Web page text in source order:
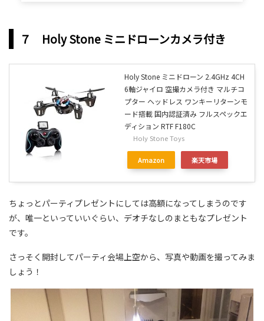
７ Holy Stone ミニドローンカメラ付き
Holy Stone ミニドローン 2.4GHz 4CH
6軸ジャイロ 空撮カメラ付き マルチコ
プター ヘッドレス ワンキーリターンモ
ード搭載 国内認証済み フルスペックエ
ディション RTF F180C
Holy Stone Toys
Amazon 楽天市場
ちょっとパーティプレゼントにしては高額になってしまうのです
が、唯一といっていいぐらい、デオチなしのまともなプレゼント
です。
さっそく開封してパーティ会場上空から、写真や動画を撮ってみま
しょう！